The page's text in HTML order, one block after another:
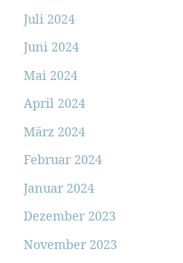
Juli 2024
Juni 2024
Mai 2024
April 2024
März 2024
Februar 2024
Januar 2024
Dezember 2023
November 2023